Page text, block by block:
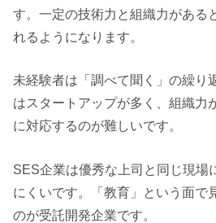
す。一定の技術力と組織力がある
れるようになります。
未経験者は「調べて聞く」の繰り
はスタートアップが多く、組織力
に対応するのが難しいです。
SES企業は優秀な上司と同じ現場
にくいです。「教育」という面で
のが受託開発企業です。